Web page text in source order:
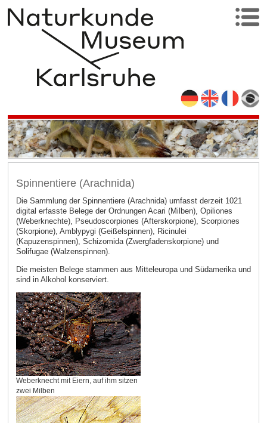
Spinnentiere (Arachnida)
Die Sammlung der Spinnentiere (Arachnida) umfasst derzeit 1021
digital erfasste Belege der Ordnungen Acari (Milben), Opiliones
(Weberknechte), Pseudoscorpiones (Afterskorpione), Scorpiones
(Skorpione), Amblypygi (Geißelspinnen), Ricinulei
(Kapuzenspinnen), Schizomida (Zwergfadenskorpione) und
Solifugae (Walzenspinnen).
Die meisten Belege stammen aus Mitteleuropa und Südamerika und
sind in Alkohol konserviert.
Weberknecht mit Eiern, auf ihm sitzen
zwei Milben